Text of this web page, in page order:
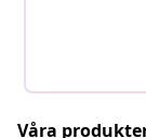
Våra